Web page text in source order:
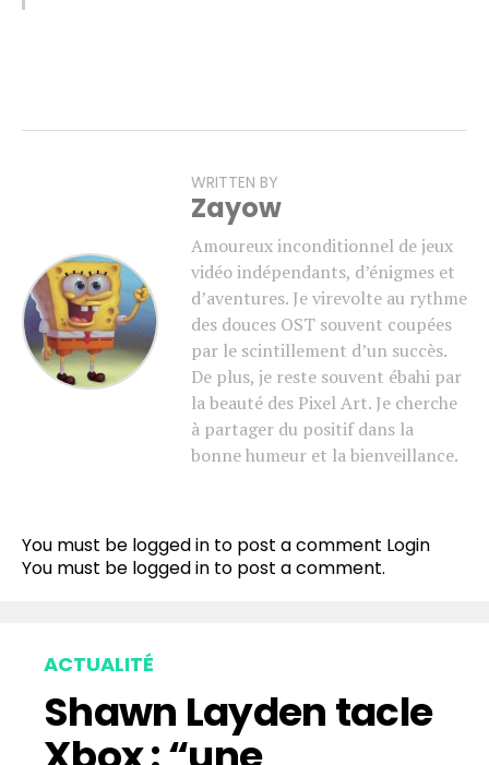
WRITTEN BY
Zayow
Amoureux inconditionnel de jeux
vidéo indépendants, d’énigmes et
d’aventures. Je virevolte au rythme
des douces OST souvent coupées
par le scintillement d’un succès.
De plus, je reste souvent ébahi par
la beauté des Pixel Art. Je cherche
à partager du positif dans la
bonne humeur et la bienveillance.
You must be logged in to post a comment Login
You must be logged in to post a comment.
ACTUALITÉ
Shawn Layden tacle